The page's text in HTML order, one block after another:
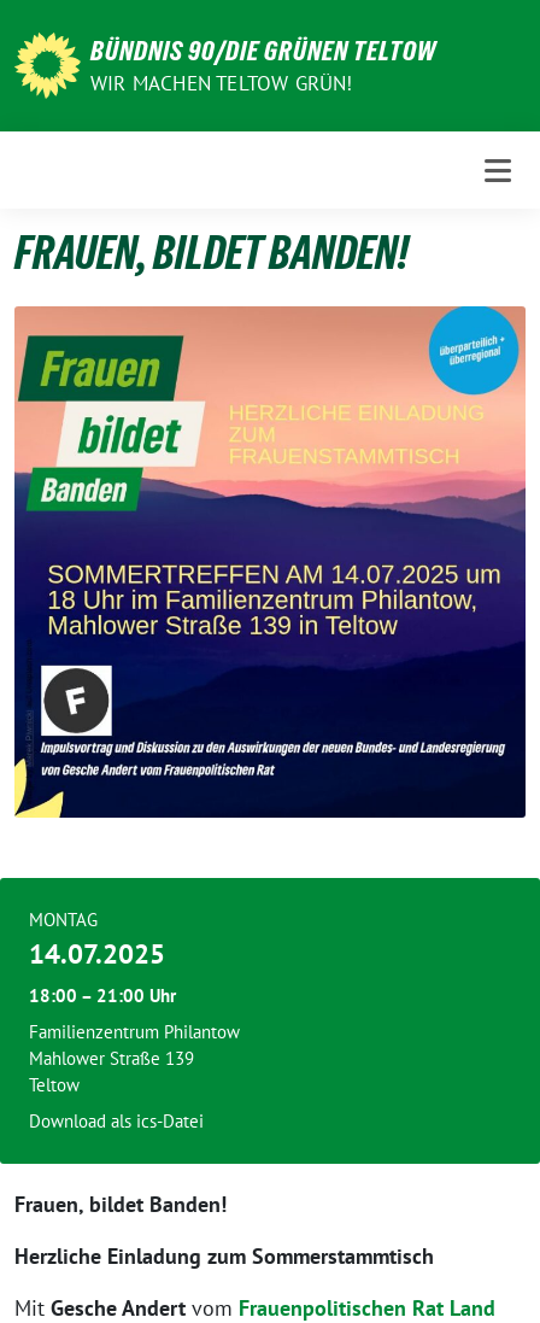
zum
Inhalt
BÜNDNIS 90/DIE GRÜNEN TELTOW
WIR MACHEN TELTOW GRÜN!
FRAUEN, BILDET BANDEN!
Frauen, bildet Banden!
Herzliche Einladung zum Sommerstammtisch
Mit Gesche Andert vom Frauenpolitischen Rat Land
MONTAG
14.07.2025
18:00 – 21:00 Uhr
Familienzentrum Philantow
Mahlower Straße 139
Teltow
Download als ics-Datei